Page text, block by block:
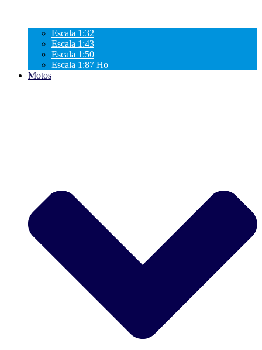
Escala 1:32
Escala 1:43
Escala 1:50
Escala 1:87 Ho
Motos